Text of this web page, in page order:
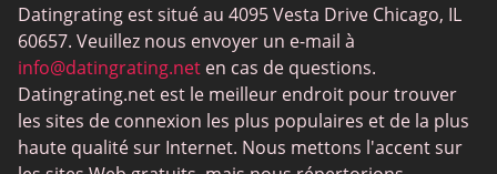
MeetMindful
BDSM
BBPeopleMeet
Sites Sugar Daddy
Datingrating est situé au 4095 Vesta Drive Chicago, IL
60657. Veuillez nous envoyer un e-mail à
info@datingrating.net en cas de questions.
Datingrating.net est le meilleur endroit pour trouver
les sites de connexion les plus populaires et de la plus
haute qualité sur Internet. Nous mettons l'accent sur